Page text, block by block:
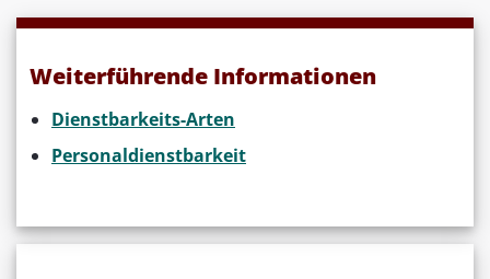
Weiterführende Informationen
Dienstbarkeits-Arten
Personaldienstbarkeit